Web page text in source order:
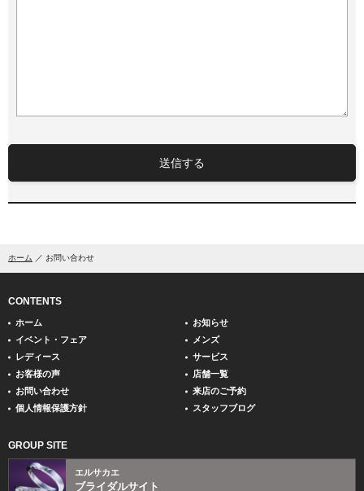
送信する
ホーム お問い合わせ
CONTENTS
ホーム
お知らせ
イベント・フェア
メンズ
レディース
サービス
お客様の声
店舗一覧
お問い合わせ
来店のご予約
個人情報保護方針
スタッフブログ
GROUP SITE
エルサカエ
ブライダルサイト